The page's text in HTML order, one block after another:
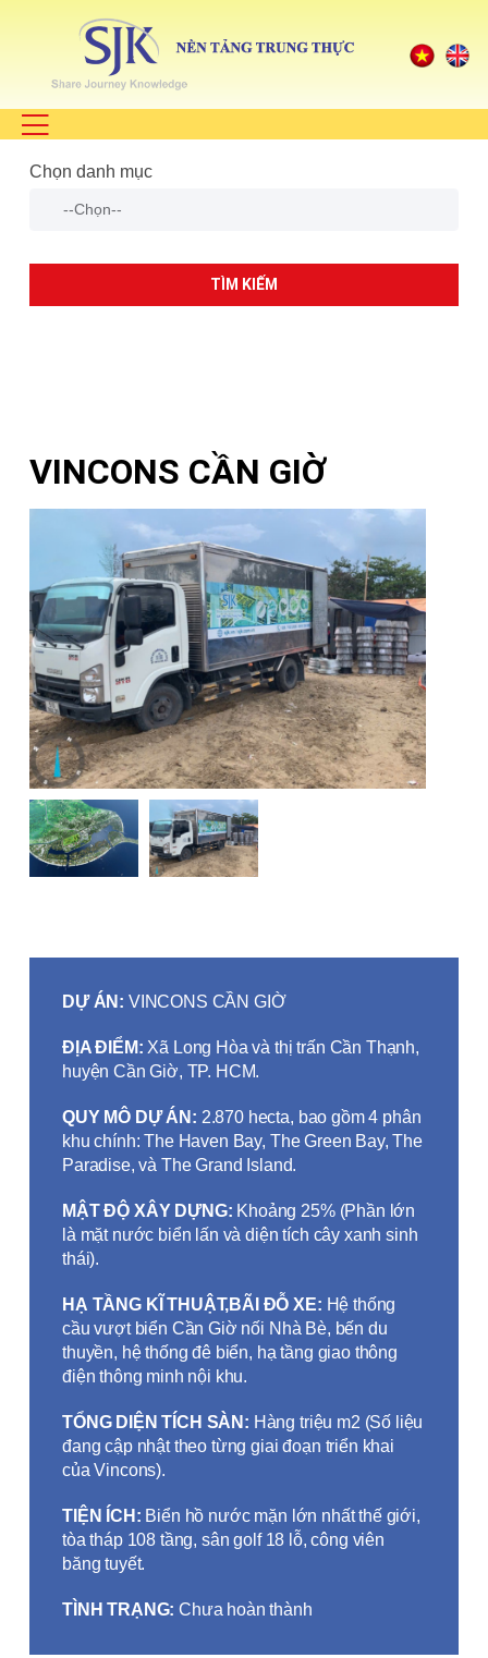
Chọn danh mục
TÌM KIẾM
VINCONS CẦN GIỜ
DỰ ÁN: VINCONS CẦN GIỜ
ĐỊA ĐIỂM: Xã Long Hòa và thị trấn Cần Thạnh,
huyện Cần Giờ, TP. HCM.
QUY MÔ DỰ ÁN: 2.870 hecta, bao gồm 4 phân
khu chính: The Haven Bay, The Green Bay, The
Paradise, và The Grand Island.
MẬT ĐỘ XÂY DỰNG: Khoảng 25% (Phần lớn
là mặt nước biển lấn và diện tích cây xanh sinh
thái).
HẠ TẦNG KĨ THUẬT,BÃI ĐỖ XE: Hệ thống
cầu vượt biển Cần Giờ nối Nhà Bè, bến du
thuyền, hệ thống đê biển, hạ tầng giao thông
điện thông minh nội khu.
TỔNG DIỆN TÍCH SÀN: Hàng triệu m2 (Số liệu
đang cập nhật theo từng giai đoạn triển khai
của Vincons).
TIỆN ÍCH: Biển hồ nước mặn lớn nhất thế giới,
tòa tháp 108 tầng, sân golf 18 lỗ, công viên
băng tuyết.
TÌNH TRẠNG:Chưa hoàn thành